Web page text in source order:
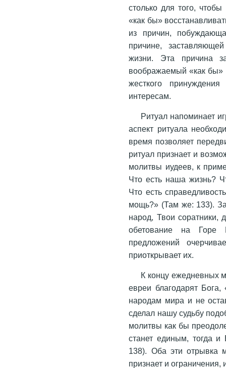
столько для того,
«как бы»
из причин,
причине,
жизни. Эта причина
воображаемый «как бы»
жесткого
интересам.
Ритуал напоминает
аспект ритуала
время позволяет
ритуал признает и
молитвы иудеев, к
Что есть наша жизнь?
Что есть
мощь?» (Там же: 133).
народ, Твои соратники,
обетование на
предложений
приоткрывает их.
К концу ежедневных
евреи благодарят
народам мира и не
сделал нашу судьбу
молитвы как бы
станет единым, тогда
138). Оба эти отрывка
признает и